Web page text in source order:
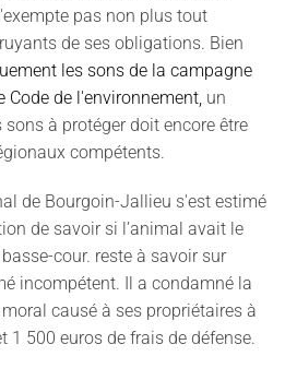
pas non plus tout
de ses obligations. Bien
les sons de la campagne
Code de l'environnement, un
à protéger doit encore être
compétents.
de Bourgoin-Jallieu s'est estimé
de savoir si l’animal avait le
cour. reste à savoir sur
incompétent. Il a condamné la
causé à ses propriétaires à
1 500 euros de frais de défense.